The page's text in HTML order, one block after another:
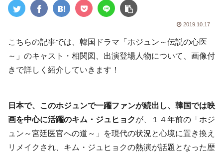
2019.10.17
こちらの記事では、韓国ドラマ「ホジュン～伝説の心医
～」のキャスト・相関図、出演登場人物について、画像付
きで詳しく紹介していきます！
日本で、このホジュンで一躍ファンが続出し、韓国では映
画を中心に活躍のキム・ジュヒョクが、１４年前の「ホジ
ュン～宮廷医官への道～」を現代の状況と心境に置き換え
リメイクされ、キム・ジュヒョクの熱演が話題となった歴